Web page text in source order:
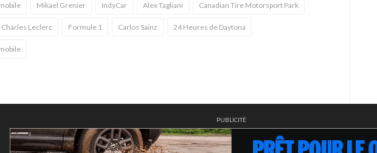
Mikael Grenier IndyCar Alex Tagliani Canadian Tire Motorsport Park
Charles Leclerc Formule 1 Carlos Sainz 24 Heures de Daytona
PUBLICITÉ